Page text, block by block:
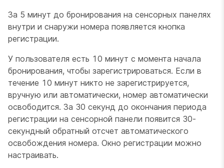
За 5 минут до бронирования на сенсорных панелях
внутри и снаружи номера появляется кнопка
регистрации.
У пользователя есть 10 минут с момента начала
бронирования, чтобы зарегистрироваться. Если в
течение 10 минут никто не зарегистрируется,
вручную или автоматически, номер автоматически
освободится. За 30 секунд до окончания периода
регистрации на сенсорной панели появится 30-
секундный обратный отсчет автоматического
освобождения номера. Окно регистрации можно
настраивать.